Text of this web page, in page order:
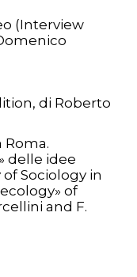
(Interview
di Roberto
Roma.
delle idee
Sociology in
of
and F.